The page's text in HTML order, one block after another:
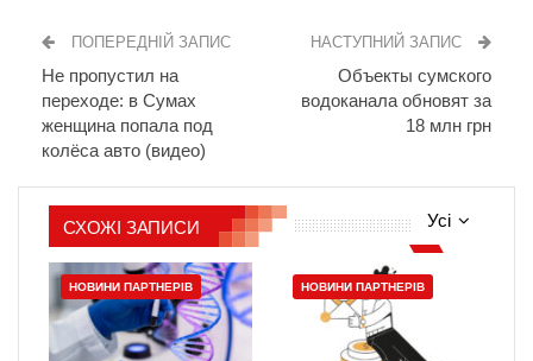
ПОПЕРЕДНІЙ ЗАПИС
Не пропустил на
переходе: в Сумах
женщина попала под
колёса авто (видео)
НАСТУПНИЙ ЗАПИС
Объекты сумского
водоканала обновят за
18 млн грн
Усі
СХОЖІ ЗАПИСИ
НОВИНИ ПАРТНЕРІВ НОВИНИ ПАРТНЕРІВ